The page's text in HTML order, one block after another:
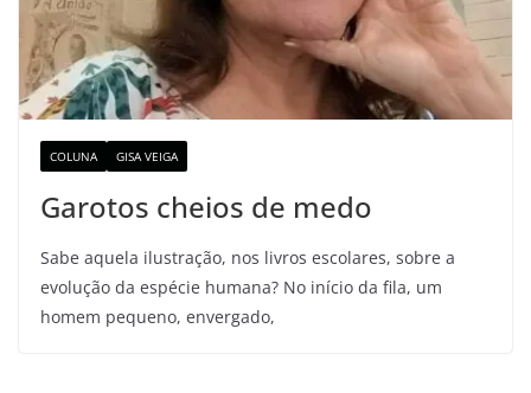
COLUNA GISA VEIGA
Garotos cheios de medo
Sabe aquela ilustração, nos livros escolares, sobre a
evolução da espécie humana? No início da fila, um
homem pequeno, envergado,